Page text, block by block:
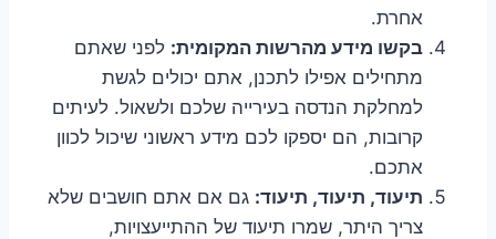
אחרת.
בקשו מידע מהרשות המקומית: לפני שאתם
מתחילים אפילו לתכנן, אתם יכולים לגשת
למחלקת הנדסה בעירייה שלכם ולשאול. לעיתים
קרובות, הם יספקו לכם מידע ראשוני שיכול לכוון
אתכם.
תיעוד, תיעוד, תיעוד: גם אם אתם חושבים שלא
צריך היתר, שמרו תיעוד של ההתייעצויות,